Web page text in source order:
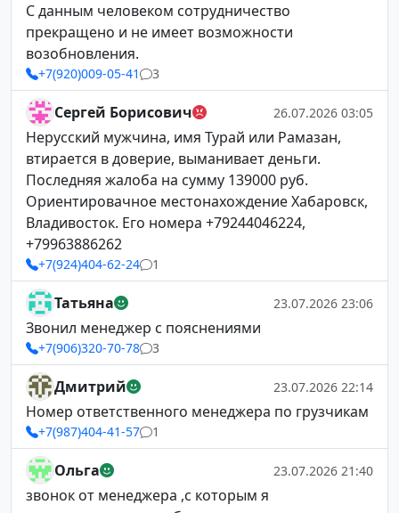
С данным человеком сотрудничество
прекращено и не имеет возможности
возобновления.
+7(920)009-05-41 3
Сергей Борисович 26.07.2026 03:05
Нерусский мужчина, имя Турай или Рамазан,
втирается в доверие, выманивает деньги.
Последняя жалоба на сумму 139000 руб.
Ориентировачное местонахождение Хабаровск,
Владивосток. Его номера +79244046224,
+79963886262
+7(924)404-62-24 1
Татьяна 23.07.2026 23:06
Звонил менеджер с пояснениями
+7(906)320-70-78 3
Дмитрий 23.07.2026 22:14
Номер ответственного менеджера по грузчикам
+7(987)404-41-57 1
Ольга 23.07.2026 21:40
звонок от менеджера ,с которым я